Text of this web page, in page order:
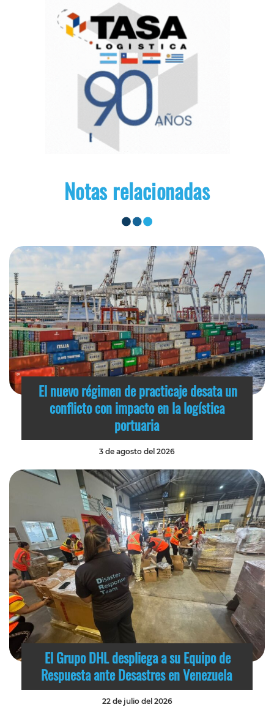
Notas relacionadas
El nuevo régimen de practicaje desata un
conflicto con impacto en la logística
portuaria
3 de agosto del 2026
El Grupo DHL despliega a su Equipo de
Respuesta ante Desastres en Venezuela
22 de julio del 2026